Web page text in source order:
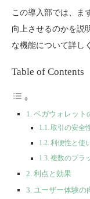
この導入部では、ま
向上させるのかを説
な機能について詳し
Table of Contents
ベガウォレット
取引の安全
利便性と使
複数のプラ
利点と効果
ユーザー体験の